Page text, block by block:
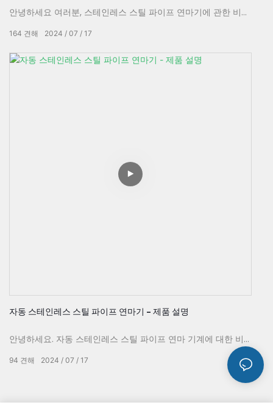
안녕하세요 여러분, 스테인레스 스틸 파이프 연마기에 관한 비디
제공하고 이 기계의 놀라운 기능과 이점을 선보일 것입니다. 고
품질 스테인리스 스틸 광택 기능, 내구성 있는 구조, 사용자 친화
적인 디자인에 깊은 인상을 받을 준비를 하세요. 이 기계가 귀하
2024 07 17
164 견해
자동 스테인레스 스틸 파이프 연마기 - 제품 설명
안녕하세요. 자동 스테인레스 스틸 파이프 연마 기계에 대한 비
디오에 오신 것을 환영합니다. 이번 영상에서는 스테인리스 스틸
파이프를 거울 같은 마감으로 쉽게 연마하도록 설계된 이 혁신적
인 기계에 대한 자세한 제품 설명을 제공합니다. 자동 기능, 고효
2024 07 17
94 견해